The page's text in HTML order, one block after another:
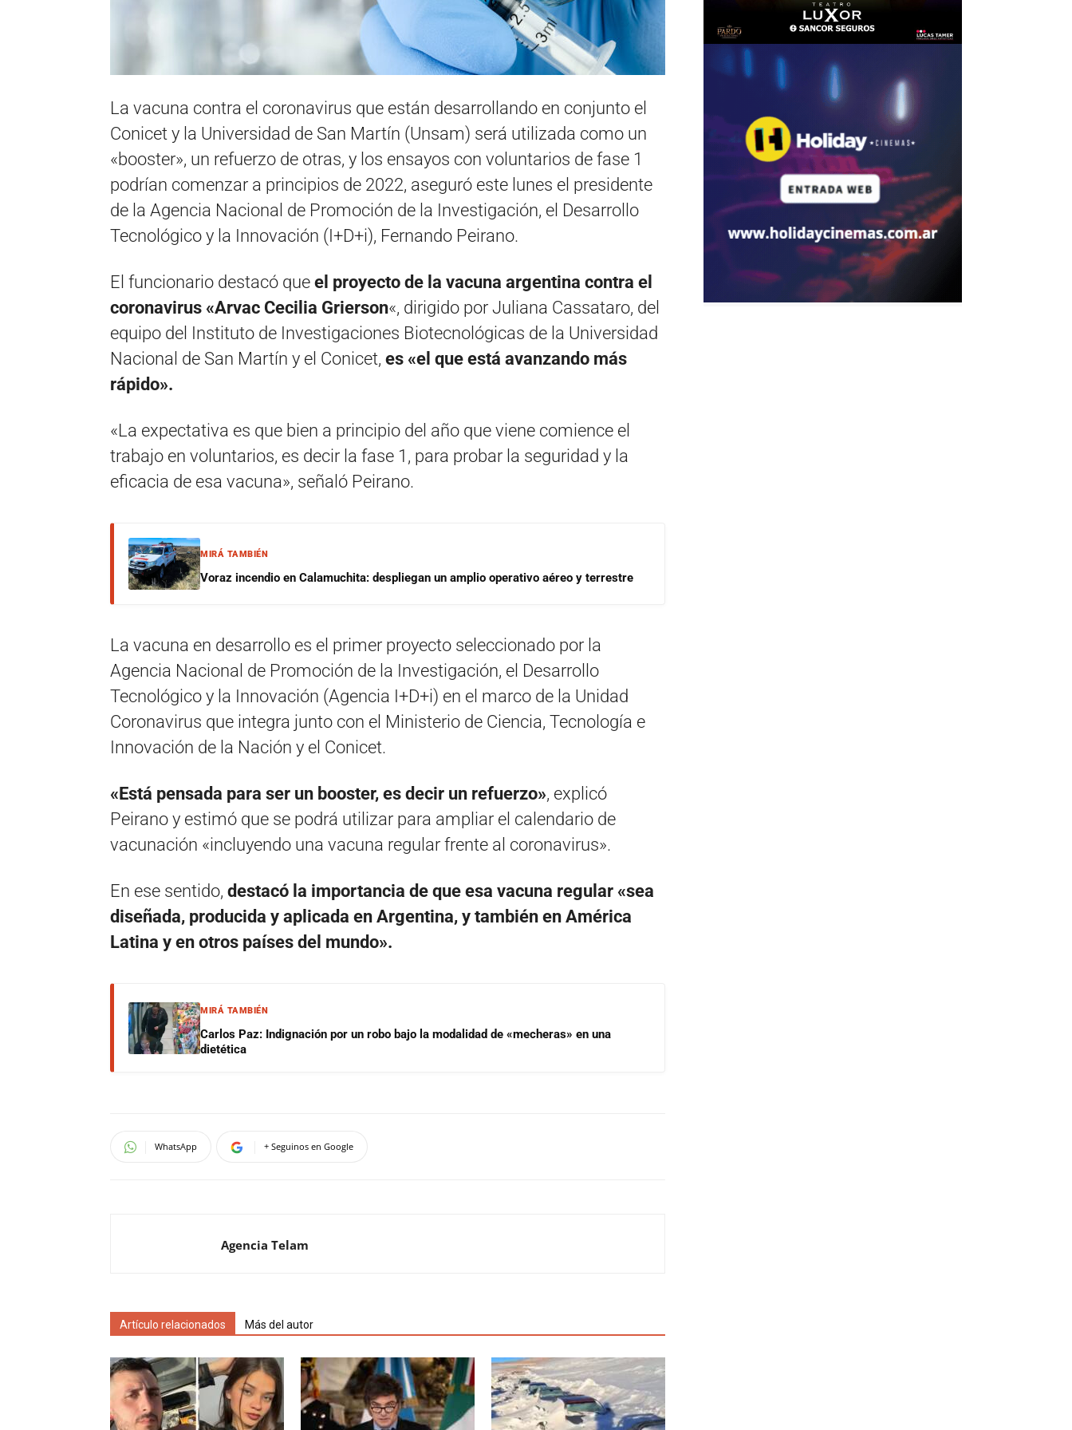
La vacuna contra el coronavirus que están desarrollando en conjunto el
Conicet y la Universidad de San Martín (Unsam) será utilizada como un
«booster», un refuerzo de otras, y los ensayos con voluntarios de fase 1
podrían comenzar a principios de 2022, aseguró este lunes el presidente
de la Agencia Nacional de Promoción de la Investigación, el Desarrollo
Tecnológico y la Innovación (I+D+i), Fernando Peirano.
El funcionario destacó que el proyecto de la vacuna argentina contra el
coronavirus «Arvac Cecilia Grierson«, dirigido por Juliana Cassataro, del
equipo del Instituto de Investigaciones Biotecnológicas de la Universidad
Nacional de San Martín y el Conicet, es «el que está avanzando más
rápido».
«La expectativa es que bien a principio del año que viene comience el
trabajo en voluntarios, es decir la fase 1, para probar la seguridad y la
eficacia de esa vacuna», señaló Peirano.
MIRÁ TAMBIÉN
Voraz incendio en Calamuchita: despliegan un amplio operativo aéreo y terrestre
La vacuna en desarrollo es el primer proyecto seleccionado por la
Agencia Nacional de Promoción de la Investigación, el Desarrollo
Tecnológico y la Innovación (Agencia I+D+i) en el marco de la Unidad
Coronavirus que integra junto con el Ministerio de Ciencia, Tecnología e
Innovación de la Nación y el Conicet.
«Está pensada para ser un booster, es decir un refuerzo», explicó
Peirano y estimó que se podrá utilizar para ampliar el calendario de
vacunación «incluyendo una vacuna regular frente al coronavirus».
En ese sentido, destacó la importancia de que esa vacuna regular «sea
diseñada, producida y aplicada en Argentina, y también en América
Latina y en otros países del mundo».
MIRÁ TAMBIÉN
Carlos Paz: Indignación por un robo bajo la modalidad de «mecheras» en una
dietética
WhatsApp + Seguinos en Google
Agencia Telam
Artículo relacionados Más del autor